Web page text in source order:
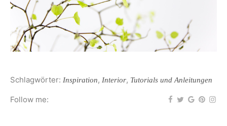
Schlagwörter: Inspiration, Interior, Tutorials und Anleitungen
Follow me: